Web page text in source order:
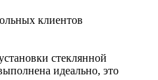
клиентов
стеклянной
идеально, это